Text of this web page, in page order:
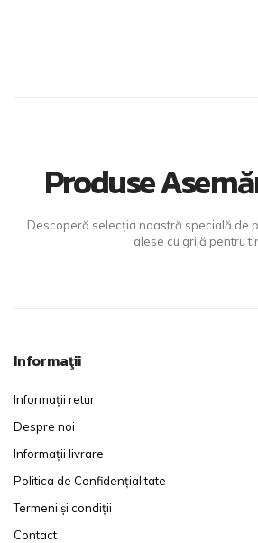
Produse
Descoperă selecția noastră specială de
alese cu grijă pentru
Informaţii
Informații retur
Despre noi
Informații livrare
Politica de Confidențialitate
Termeni și condiții
Contact